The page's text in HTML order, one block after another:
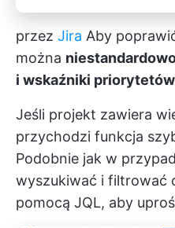
przez Jira Aby
można
i wskaźniki priorytetów
Jeśli projekt zawiera
przychodzi funkcja
Podobnie jak w
wyszukiwać i filtrować
pomocą JQL, aby